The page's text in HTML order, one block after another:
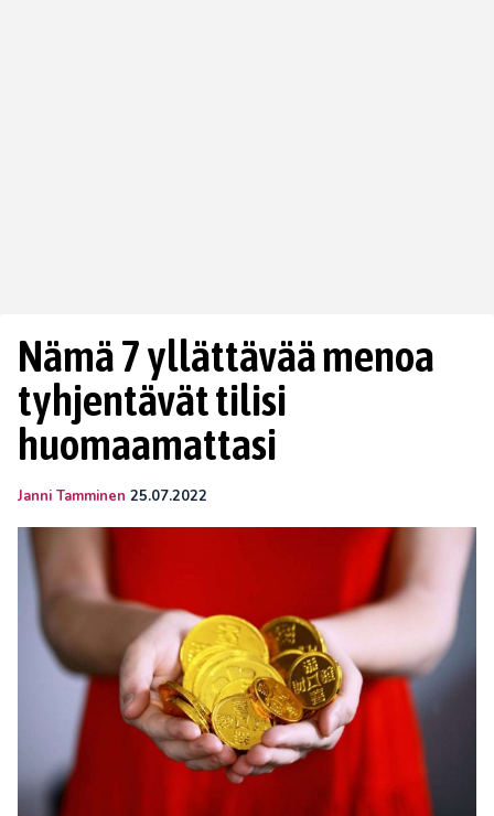
Nämä 7 yllättävää menoa
tyhjentävät tilisi
huomaamattasi
Janni Tamminen 25.07.2022